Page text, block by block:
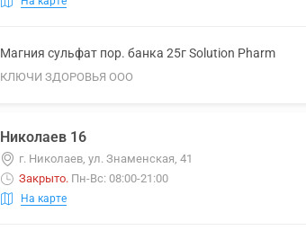
Магния сульфат пор. банка 25г Solution Pharm
КЛЮЧИ ЗДОРОВЬЯ ООО
Николаев 16
г. Николаев, ул. Знаменская, 41
Закрыто. Пн-Вс: 08:00-21:00
На карте